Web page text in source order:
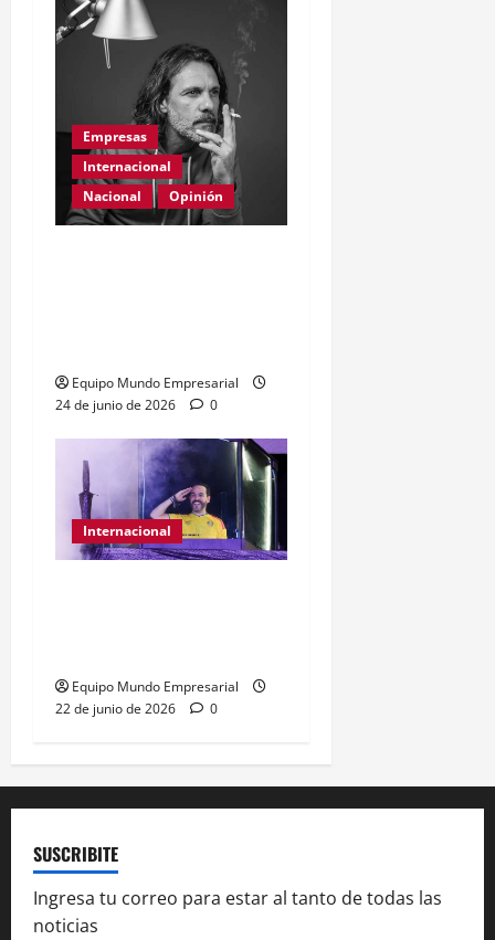
Empresas
Internacional
Nacional
Opinión
Equipo Mundo Empresarial
24 de junio de 2026
0
Internacional
Equipo Mundo Empresarial
22 de junio de 2026
0
SUSCRIBITE
Ingresa tu correo para estar al tanto de todas las
noticias